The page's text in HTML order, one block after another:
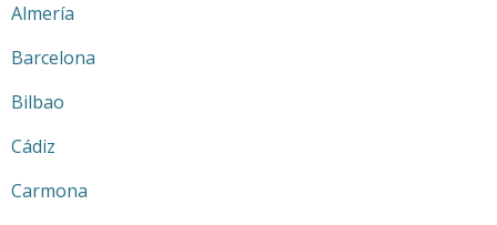
Almería
Barcelona
Bilbao
Cádiz
Carmona